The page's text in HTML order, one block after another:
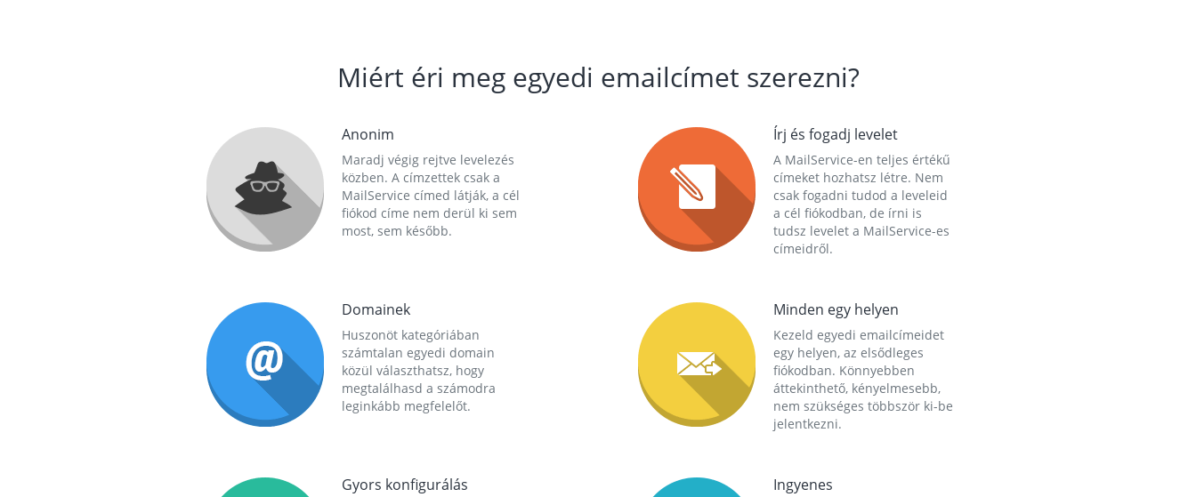
Miért éri meg egyedi emailcímet szerezni?
Anonim
Maradj végig rejtve levelezés
közben. A címzettek csak a
MailService címed látják, a cél
fiókod címe nem derül ki sem
most, sem később.
Írj és fogadj levelet
A MailService-en teljes értékű
címeket hozhatsz létre. Nem
csak fogadni tudod a leveleid
a cél fiókodban, de írni is
tudsz levelet a MailService-es
címeidről.
Domainek
Huszonöt kategóriában
számtalan egyedi domain
közül választhatsz, hogy
megtalálhasd a számodra
leginkább megfelelőt.
Minden egy helyen
Kezeld egyedi emailcímeidet
egy helyen, az elsődleges
fiókodban. Könnyebben
áttekinthető, kényelmesebb,
nem szükséges többször ki-be
jelentkezni.
Gyors konfigurálás Ingyenes